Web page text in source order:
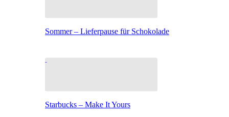
Sommer – Lieferpause für Schokolade
Starbucks – Make It Yours